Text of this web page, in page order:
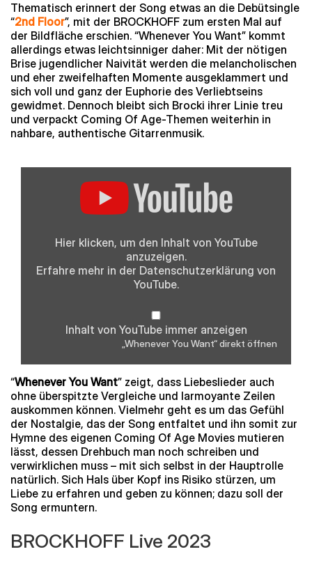
Thematisch erinnert der Song etwas an die Debütsingle
“2nd Floor”, mit der BROCKHOFF zum ersten Mal auf
der Bildfläche erschien. “Whenever You Want” kommt
allerdings etwas leichtsinniger daher: Mit der nötigen
Brise jugendlicher Naivität werden die melancholischen
und eher zweifelhaften Momente ausgeklammert und
sich voll und ganz der Euphorie des Verliebtseins
gewidmet. Dennoch bleibt sich Brocki ihrer Linie treu
und verpackt Coming Of Age-Themen weiterhin in
nahbare, authentische Gitarrenmusik.
Hier klicken, um den Inhalt von YouTube
anzuzeigen.
Erfahre mehr in der Datenschutzerklärung von
YouTube.
Inhalt von YouTube immer anzeigen
„Whenever You Want“ direkt öffnen
“Whenever You Want” zeigt, dass Liebeslieder auch
ohne überspitzte Vergleiche und larmoyante Zeilen
auskommen können. Vielmehr geht es um das Gefühl
der Nostalgie, das der Song entfaltet und ihn somit zur
Hymne des eigenen Coming Of Age Movies mutieren
lässt, dessen Drehbuch man noch schreiben und
verwirklichen muss – mit sich selbst in der Hauptrolle
natürlich. Sich Hals über Kopf ins Risiko stürzen, um
Liebe zu erfahren und geben zu können; dazu soll der
Song ermuntern.
BROCKHOFF Live 2023